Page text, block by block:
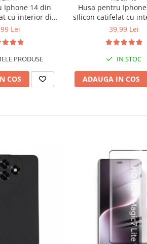
Iphone 14 din
cu interior din
protectie la
Lei
PRODUSE
COS
Husa pentru
sIlicon catifelat cu
microfibra si39,99 Lei
IN STOC
ADAUGA IN COS